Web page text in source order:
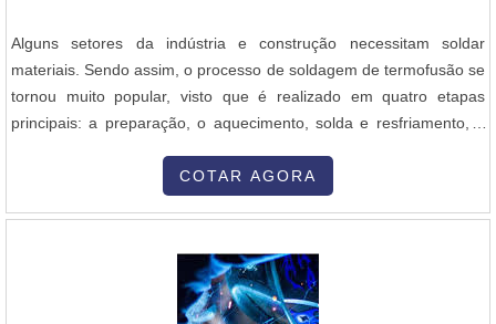
Alguns setores da indústria e construção necessitam soldar
materiais. Sendo assim, o processo de soldagem de termofusão se
tornou muito popular, visto que é realizado em quatro etapas
principais: a preparação, o aquecimento, solda e resfriamento, a
DO PRODUTONo geral, esse método apresenta uma característica
primária muito específica, que é a temperatura, o fator principal
resultado positivo e a solda atenda as necessidades e
expectativas. Assim, a solda por termofusão é feita da seguinte
maneira:As conexões dos tubos são aquecidas por meio de uma
COTAR AGORA